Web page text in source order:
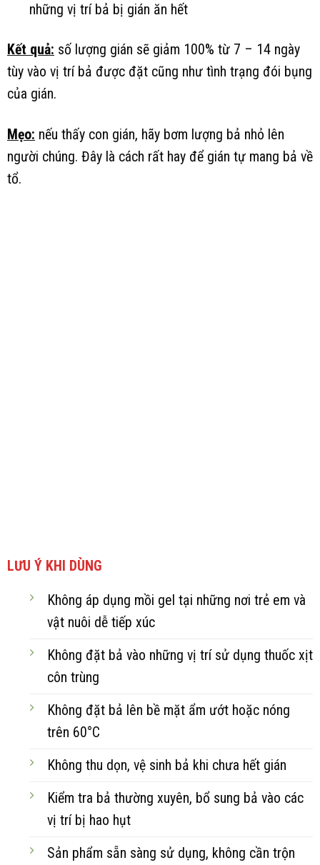
những vị trí bả bị gián ăn hết
Kết quả: số lượng gián sẽ giảm 100% từ 7 – 14 ngày
tùy vào vị trí bả được đặt cũng như tình trạng đói bụng
của gián.
Mẹo: nếu thấy con gián, hãy bơm lượng bả nhỏ lên
người chúng. Đây là cách rất hay để gián tự mang bả về
tổ.
LƯU Ý KHI DÙNG
Không áp dụng mồi gel tại những nơi trẻ em và
vật nuôi dễ tiếp xúc
Không đặt bả vào những vị trí sử dụng thuốc xịt
côn trùng
Không đặt bả lên bề mặt ẩm ướt hoặc nóng
trên 60°C
Không thu dọn, vệ sinh bả khi chưa hết gián
Kiểm tra bả thường xuyên, bổ sung bả vào các
vị trí bị hao hụt
Sản phẩm sẵn sàng sử dụng, không cần trộn